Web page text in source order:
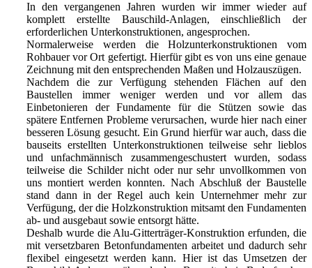
In den vergangenen Jahren wurden wir immer wieder auf
komplett erstellte Bauschild-Anlagen, einschließlich der
erforderlichen Unterkonstruktionen, angesprochen.
Normalerweise werden die Holzunterkonstruktionen vom
Rohbauer vor Ort gefertigt. Hierfür gibt es von uns eine genaue
Zeichnung mit den entsprechenden Maßen und Holzauszügen.
Nachdem die zur Verfügung stehenden Flächen auf den
Baustellen immer weniger werden und vor allem das
Einbetonieren der Fundamente für die Stützen sowie das
spätere Entfernen Probleme verursachen, wurde hier nach einer
besseren Lösung gesucht. Ein Grund hierfür war auch, dass die
bauseits erstellten Unterkonstruktionen teilweise sehr lieblos
und unfachmännisch zusammengeschustert wurden, sodass
teilweise die Schilder nicht oder nur sehr unvollkommen von
uns montiert werden konnten. Nach Abschluß der Baustelle
stand dann in der Regel auch kein Unternehmer mehr zur
Verfügung, der die Holzkonstruktion mitsamt den Fundamenten
ab- und ausgebaut sowie entsorgt hätte.
Deshalb wurde die Alu-Gitterträger-Konstruktion erfunden, die
mit versetzbaren Betonfundamenten arbeitet und dadurch sehr
flexibel eingesetzt werden kann. Hier ist das Umsetzen der